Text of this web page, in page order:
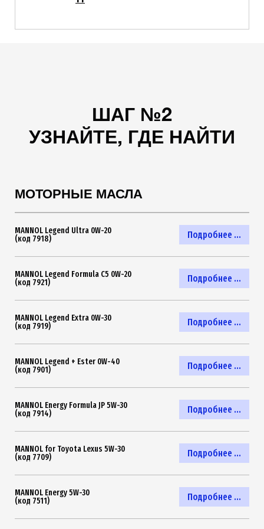
ШАГ №2
УЗНАЙТЕ, ГДЕ НАЙТИ
МОТОРНЫЕ МАСЛА
Подробнее ...
MANNOL Legend Ultra 0W-20
(код 7918)
Подробнее ...
MANNOL Legend Formula C5 0W-20
(код 7921)
Подробнее ...
MANNOL Legend Extra 0W-30
(код 7919)
Подробнее ...
MANNOL Legend + Ester 0W-40
(код 7901)
Подробнее ...
MANNOL Energy Formula JP 5W-30
(код 7914)
Подробнее ...
MANNOL for Toyota Lexus 5W-30
(код 7709)
Подробнее ...
MANNOL Energy 5W-30
(код 7511)